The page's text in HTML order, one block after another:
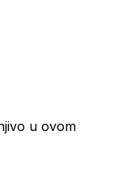
u ovom